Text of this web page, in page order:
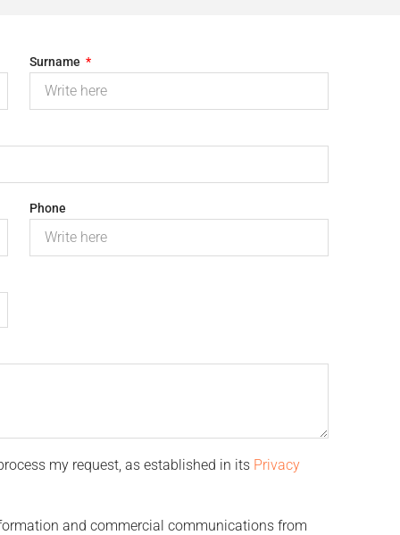
Surname
Phone
my request, as established in its Privacy
and commercial communications from